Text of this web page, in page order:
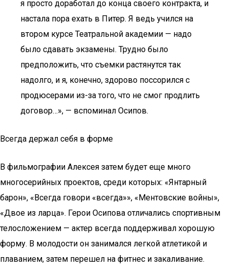
я просто доработал до конца своего контракта, и
настала пора ехать в Питер. Я ведь учился на
втором курсе Театральной академии — надо
было сдавать экзамены. Трудно было
предположить, что съемки растянутся так
надолго, и я, конечно, здорово поссорился с
продюсерами из-за того, что не смог продлить
договор…», — вспоминал Осипов.
Всегда держал себя в форме
В фильмографии Алексея затем будет еще много
многосерийных проектов, среди которых: «Янтарный
барон», «Всегда говори «всегда»», «Ментовские войны»,
«Двое из ларца». Герои Осипова отличались спортивным
телосложением — актер всегда поддерживал хорошую
форму. В молодости он занимался легкой атлетикой и
плаванием, затем перешел на фитнес и закаливание.